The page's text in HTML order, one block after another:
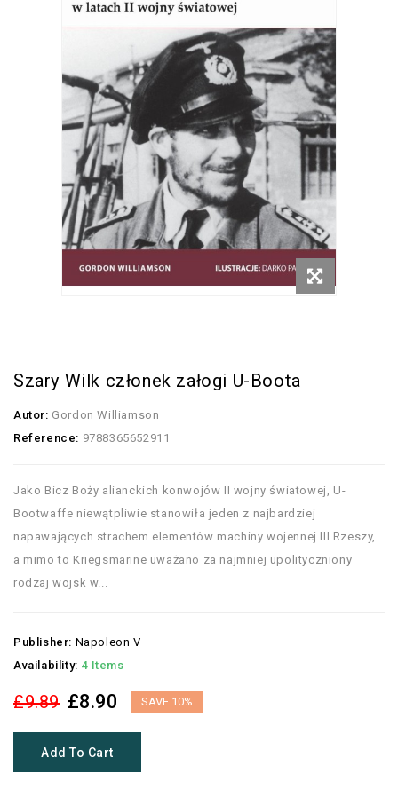
Szary Wilk członek załogi U-Boota
Autor: Gordon Williamson
Reference: 9788365652911
Jako Bicz Boży alianckich konwojów II wojny światowej, U-
Bootwaffe niewątpliwie stanowiła jeden z najbardziej
napawających strachem elementów machiny wojennej III Rzeszy,
a mimo to Kriegsmarine uważano za najmniej upolityczniony
rodzaj wojsk w...
Publisher: Napoleon V
Availability: 4 Items
£9.89 £8.90 SAVE 10%
Add To Cart